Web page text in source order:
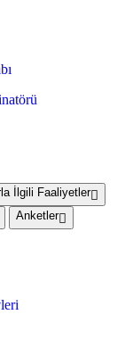
İlgili Faaliyetler
Anketler